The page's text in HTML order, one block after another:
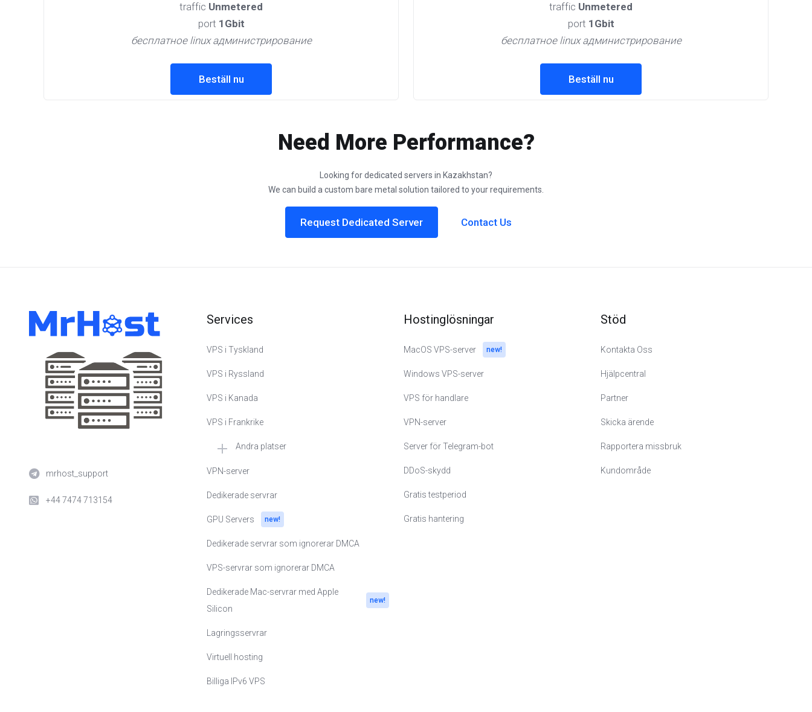
traffic Unmetered
port 1Gbit
бесплатное linux администрирование
Beställ nu
traffic Unmetered
port 1Gbit
бесплатное linux администрирование
Beställ nu
Need More Performance?
Looking for dedicated servers in Kazakhstan?
We can build a custom bare metal solution tailored to your requirements.
Request Dedicated Server Contact Us
mrhost_support
+44 7474 713154
Services
VPS i Tyskland
VPS i Ryssland
VPS i Kanada
VPS i Frankrike
Andra platser
🇳🇱 VPS i Nederländerna
🇺🇸 VPS i USA
🇺🇦 VPS i Ukraina
🇵🇱 VPS i Polen
🇪🇪 VPS i Estland
🇸🇪 VPS i Sverige
🇬🇧 VPS i Storbritannien
🇨🇿 VPS i Tjeckien
🇸🇬 VPS i Singapore
VPN-server
Dedikerade servrar
GPU Servers new!
Dedikerade servrar som ignorerar DMCA
VPS-servrar som ignorerar DMCA
Dedikerade Mac-servrar med Apple
Silicon
new!
Lagringsservrar
Virtuell hosting
Billiga IPv6 VPS
Hostinglösningar
MacOS VPS-server new!
Windows VPS-server
VPS för handlare
VPN-server
Server för Telegram-bot
DDoS-skydd
Gratis testperiod
Gratis hantering
Stöd
Kontakta Oss
Hjälpcentral
Partner
Skicka ärende
Rapportera missbruk
Kundområde